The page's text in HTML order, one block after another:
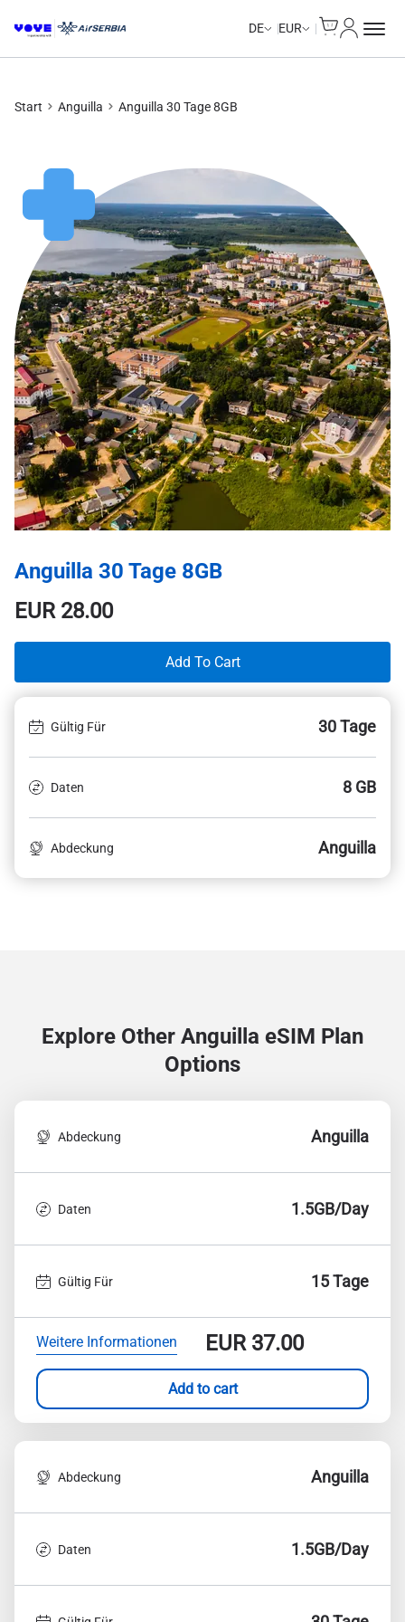
DE EUR
Start Anguilla Anguilla 30 Tage 8GB
Anguilla 30 Tage 8GB
EUR28.00
Add To Cart
Gültig Für 30 Tage
Daten 8 GB
Abdeckung Anguilla
Explore Other Anguilla eSIM Plan
Options
Abdeckung Anguilla
Daten 1.5GB/Day
Gültig Für 15 Tage
Weitere Informationen EUR37.00
Add to cart
Abdeckung Anguilla
Daten 1.5GB/Day